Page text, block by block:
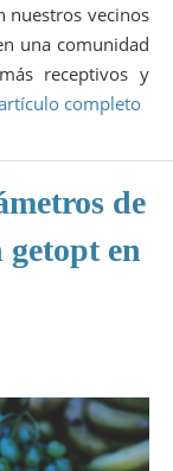
nuestros vecinos
una comunidad
receptivos y
completo
de
getopt en